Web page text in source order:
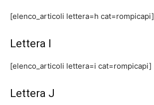
[elenco_articoli lettera=h cat=rompicapi]
Lettera I
[elenco_articoli lettera=i cat=rompicapi]
Lettera J